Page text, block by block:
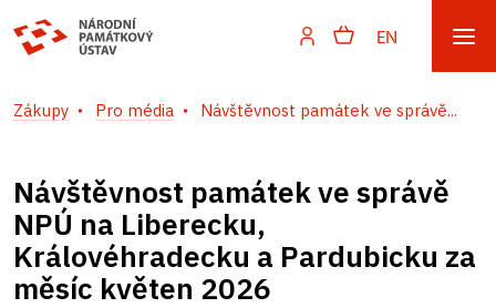
EN
Zákupy Pro média Návštěvnost památek ve správě...
Návštěvnost památek ve správě
NPÚ na Liberecku,
Královéhradecku a Pardubicku za
měsíc květen 2026